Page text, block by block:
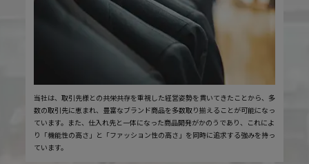
当社は、取引先様との共栄共存を重視した経営姿勢を貫いてきたことから、多
数の取引先に恵まれ、豊富なブランド商品を多数取り揃えることが可能になっ
ています。また、仕入れ先と一体になった商品開発がかのうであり、これによ
り「機能性の高さ」と「ファッション性の高さ」を同時に追求する強みを持っ
ています。